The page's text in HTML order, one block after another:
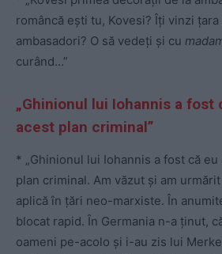
româncă ești tu, Kovesi? Îți vinzi
ambasadori? O să vedeți și cu
curând…”
„Ghinionul lui Iohannis a fost
acest plan criminal”
* „Ghinionul lui Iohannis a fost că
plan criminal. Am văzut și am
aplică în țări neo-marxiste. În
blocat rapid. În Germania n-a ținut,
oameni pe-acolo și i-au zis lui